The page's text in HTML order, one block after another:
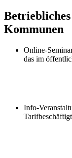
Kommunen
Online-
das im
Info-